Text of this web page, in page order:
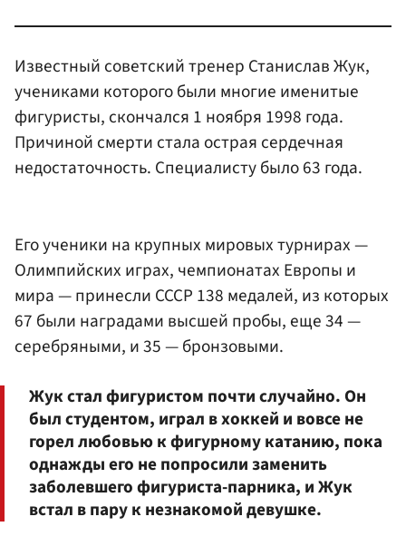
Известный советский тренер Станислав Жук,
учениками которого были многие именитые
фигуристы, скончался 1 ноября 1998 года.
Причиной смерти стала острая сердечная
недостаточность. Специалисту было 63 года.
Его ученики на крупных мировых турнирах —
Олимпийских играх, чемпионатах Европы и
мира — принесли СССР 138 медалей, из которых
67 были наградами высшей пробы, еще 34 —
серебряными, и 35 — бронзовыми.
Жук стал фигуристом почти случайно. Он
был студентом, играл в хоккей и вовсе не
горел любовью к фигурному катанию, пока
однажды его не попросили заменить
заболевшего фигуриста-парника, и Жук
встал в пару к незнакомой девушке.